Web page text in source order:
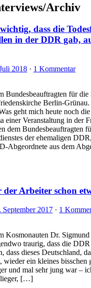
Archiv
dass die
in der DDR gab,
2018 · 1 Kommentar
Bundesbeauftragten für die
Berlin-Grünau.
geht mich heute noch
einer Veranstaltung in der
dem Bundesbeauftragten
der ehemaligen
Abgeordnete aus dem
Arbeiter schon
September 2017 · 1
Kosmonauten Dr.
traurig, dass die DDR
dass dieses Deutschland,
wieder ein kleines bisschen
und mal sehr jung war –
[…]